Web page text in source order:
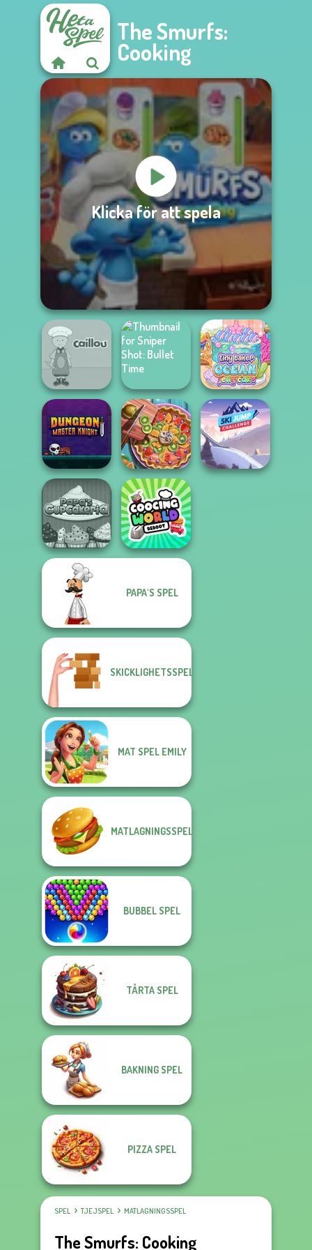
The Smurfs:
Cooking
Klicka för att spela
Caillou Chef
Sniper Shot:
Bullet Time
Tiny Baker Ocean
Jelly Cake
Dungeon Master
Knight
Pie Real Life
Cooking
Papa's
Cupcakeria
Cooking World
PAPA'S SPEL
SKICKLIGHETSSPEL
MAT SPEL EMILY
MATLAGNINGSSPEL
BUBBEL SPEL
TÅRTA SPEL
BAKNING SPEL
PIZZA SPEL
SPEL TJEJSPEL MATLAGNINGSSPEL
The Smurfs: Cooking